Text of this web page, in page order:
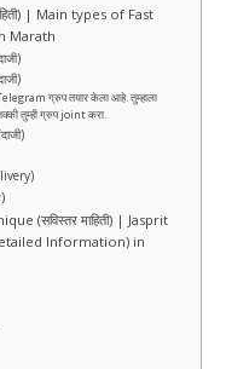
| Main types of Fast
Marath
ग्रुप तयार केला आहे. तुम्हाला
नक्की तुम्ही ग्रुप joint करा.
(सविस्तर माहिती) | Jasprit
Information) in